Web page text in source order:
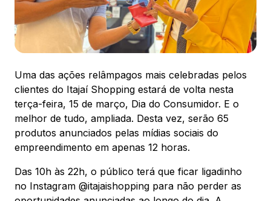
Ver local
Chamar Uber
CONTATO
(47) 3348-4609
Comodidades Eventos Cinema
Uma das ações relâmpagos mais celebradas pelos
clientes do Itajaí Shopping estará de volta nesta
terça-feira, 15 de março, Dia do Consumidor. E o
melhor de tudo, ampliada. Desta vez, serão 65
produtos anunciados pelas mídias sociais do
empreendimento em apenas 12 horas.
Das 10h às 22h, o público terá que ficar ligadinho
no Instagram @itajaishopping para não perder as